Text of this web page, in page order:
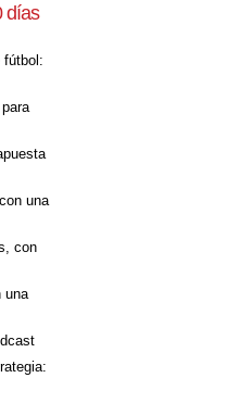
días
fútbol:
una
con
una